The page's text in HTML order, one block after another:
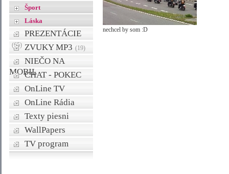
Šport
Láska
PREZENTÁCIE
(65) ZVUKY MP3 (19)
NIEČO NA
MOBILCHAT - POKEC
OnLine TV
OnLine Rádia
Texty piesni
WallPapers
TV program
nechcel by som :D